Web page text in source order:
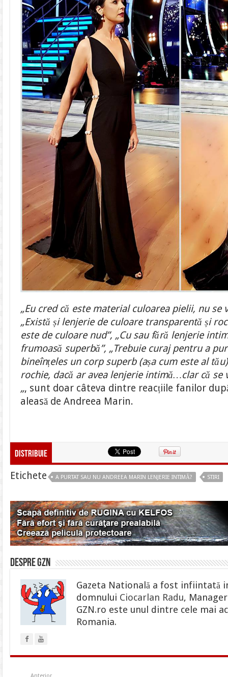
„Eu cred că este material culoarea pielii, nu se
„Există și lenjerie de culoare transparentă și
este de culoare nud”, „Cu sau fără lenjerie
frumoasă superbă”, „Trebuie curaj pentru a
bineînțeles un corp superb (așa cum este al
rochie, dacă ar avea lenjerie intimă…clar că
„, sunt doar câteva dintre reacțiile fanilor
aleasă de Andreea Marin.
Distribuie
Etichete A PURTAT SAU NU ANDREEA MARIN LENJERIE INTIMĂ? STIRI
Despre gzn
Gazeta Natională a fost infiintată
domnului Ciocarlan Radu,
GZN.ro este unul dintre cele mai
Romania.
Anterior